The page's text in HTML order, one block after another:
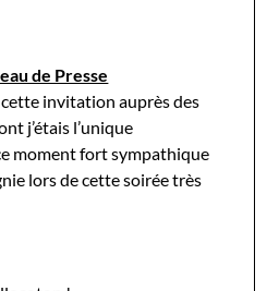
de Presse
invitation auprès des
j’étais l’unique
moment fort sympathique
lors de cette soirée très